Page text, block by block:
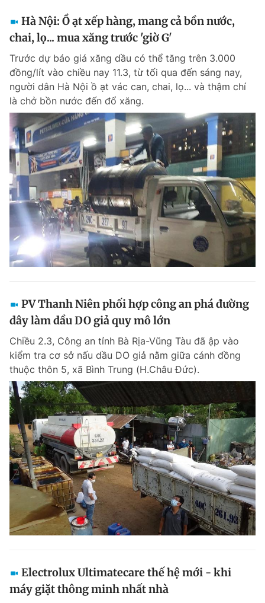
Hà Nội: Ồ ạt xếp hàng, mang cả bồn nước,
chai, lọ... mua xăng trước 'giờ G'
Trước dự báo giá xăng dầu có thể tăng trên 3.000
đồng/lít vào chiều nay 11.3, từ tối qua đến sáng nay,
người dân Hà Nội ồ ạt vác can, chai, lọ... và thậm chí
là chở bồn nước đến đổ xăng.
PV Thanh Niên phối hợp công an phá đường
dây làm dầu DO giả quy mô lớn
Chiều 2.3, Công an tỉnh Bà Rịa-Vũng Tàu đã ập vào
kiểm tra cơ sở nấu dầu DO giả nằm giữa cánh đồng
thuộc thôn 5, xã Bình Trung (H.Châu Đức).
Electrolux Ultimatecare thế hệ mới - khi
máy giặt thông minh nhất nhà